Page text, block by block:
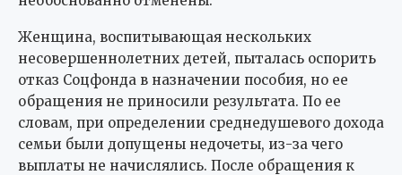
Женщина, воспитывающая нескольких
несовершеннолетних детей, пыталась оспорить
отказ Соцфонда в назначении пособия, но ее
обращения не приносили результата. По ее
словам, при определении среднедушевого дохода
семьи были допущены недочеты, из-за чего
выплаты не начислялись. После обращения к